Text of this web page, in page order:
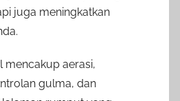
juga meningkatkan
mencakup aerasi,
gulma, dan